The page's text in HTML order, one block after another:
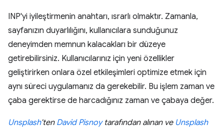
INP'yi iyileştirmenin anahtarı, ısrarlı olmaktır. Zamanla,
sayfanızın duyarlılığını, kullanıcılara sunduğunuz
deneyimden memnun kalacakları bir düzeye
getirebilirsiniz. Kullanıcılarınız için yeni özellikler
geliştirirken onlara özel etkileşimleri optimize etmek için
aynı süreci uygulamanız da gerekebilir. Bu işlem zaman ve
çaba gerektirse de harcadığınız zaman ve çabaya değer.
Unsplash'ten David Pisnoytarafından alınan ve Unsplash